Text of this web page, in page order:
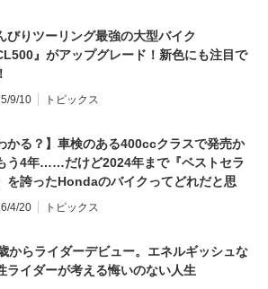
びりツーリング最強の大型バイク
』がアップグレード！新色にも注目で
9/10 トピックス
かる？】車検のある400ccクラスで発売か
う4年……だけど2024年まで『ベストセラ
を誇ったHondaのバイクってどれだと思
4/20 トピックス
からライダーデビュー。エネルギッシュな
ライダーが考える悔いのない人生